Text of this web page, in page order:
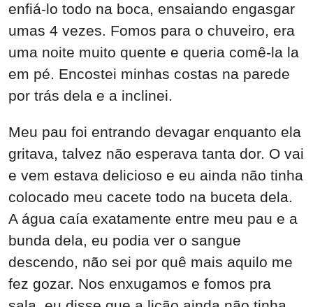
enfiá-lo todo na boca, ensaiando engasgar
umas 4 vezes. Fomos para o chuveiro, era
uma noite muito quente e queria comê-la la
em pé. Encostei minhas costas na parede
por trás dela e a inclinei.
Meu pau foi entrando devagar enquanto ela
gritava, talvez não esperava tanta dor. O vai
e vem estava delicioso e eu ainda não tinha
colocado meu cacete todo na buceta dela.
A água caía exatamente entre meu pau e a
bunda dela, eu podia ver o sangue
descendo, não sei por quê mais aquilo me
fez gozar. Nos enxugamos e fomos pra